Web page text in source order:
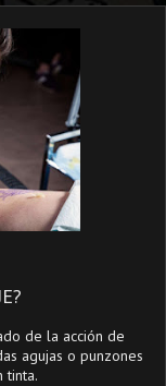
de la acción de
agujas o punzones
tinta.